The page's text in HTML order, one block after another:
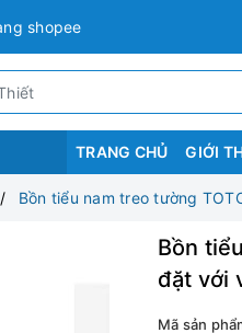
shopee
TRANG CHỦ GIỚI
Bồn tiểu nam treo tường
Bồn
đặt với
Mã sản